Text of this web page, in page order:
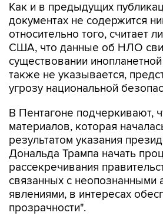
Как и в предыдущих
документах не содержится
относительно того, считает
США, что данные об НЛО
существовании
также не указывается,
угрозу национальной
В Пентагоне подчеркивают,
материалов, которая
результатом указания
Дональда Трампа начать
рассекречивания
связанных с неопознанными
явлениями, в интересах
прозрачности".